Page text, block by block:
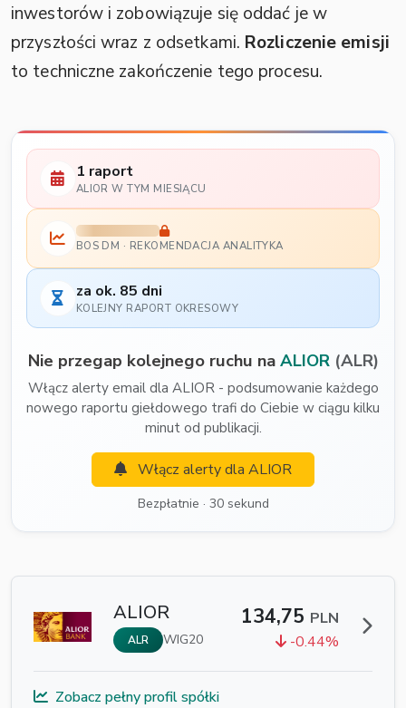
inwestorów i zobowiązuje się oddać je w
przyszłości wraz z odsetkami. Rozliczenie emisji
to techniczne zakończenie tego procesu.
1 raport
ALIOR W TYM MIESIĄCU
BOS DM · REKOMENDACJA ANALITYKA
za ok. 85 dni
KOLEJNY RAPORT OKRESOWY
Nie przegap kolejnego ruchu na ALIOR (ALR)
Włącz alerty email dla ALIOR - podsumowanie każdego
nowego raportu giełdowego trafi do Ciebie w ciągu kilku
minut od publikacji.
Włącz alerty dla ALIOR
Bezpłatnie · 30 sekund
ALIOR
ALR WIG20
134,75 PLN
-0.44%
Zobacz pełny profil spółki